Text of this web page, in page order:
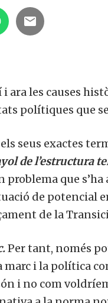
ara les causes
polítiques que
seus exactes
de l’estructura
problema que
de potencial
de la
Per tant, només
i la política
i no com